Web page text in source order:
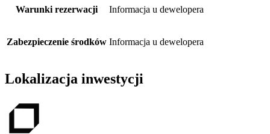
Warunki rezerwacji Informacja u dewelopera
Zabezpieczenie środków Informacja u dewelopera
Lokalizacja inwestycji